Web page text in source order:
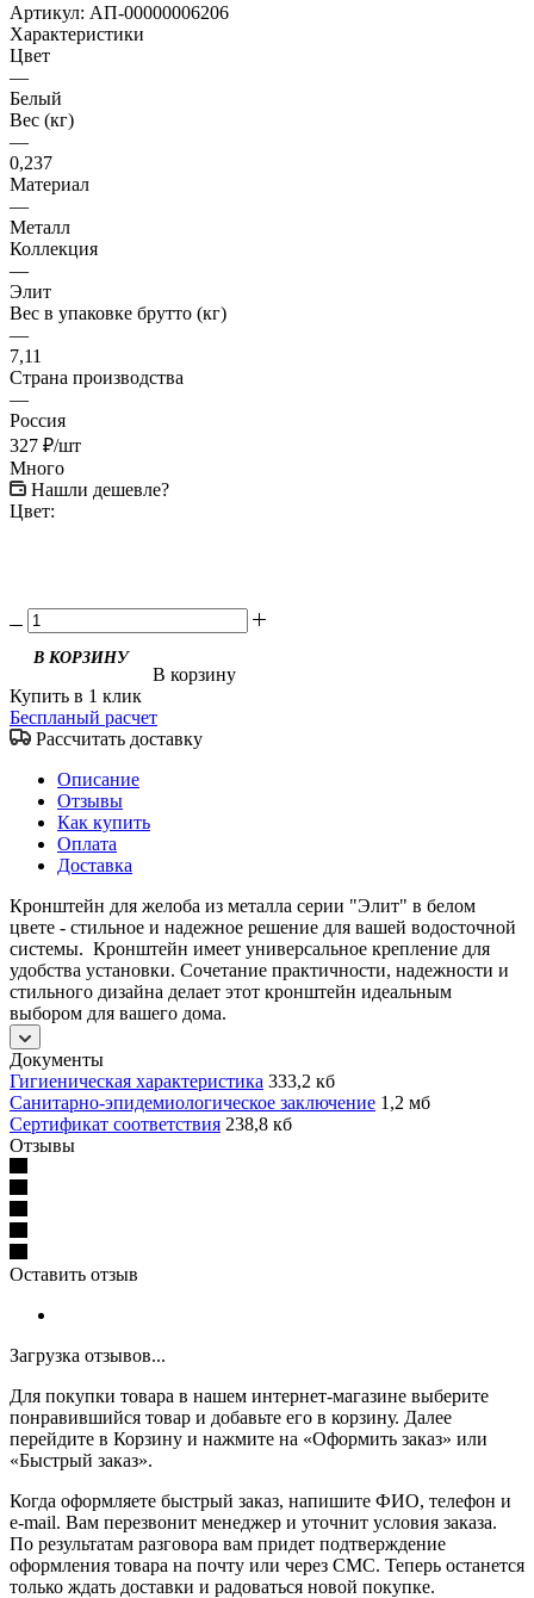
Артикул: АП-00000006206
Характеристики
Цвет
—
Белый
Вес (кг)
—
0,237
Материал
—
Металл
Коллекция
—
Элит
Вес в упаковке брутто (кг)
—
7,11
Страна производства
—
Россия
327 ₽/шт
Много
Нашли дешевле?
Цвет:
В корзину
Купить в 1 клик
Беспланый расчет
Рассчитать доставку
Описание
Отзывы
Как купить
Оплата
Доставка
Кронштейн для желоба из металла серии "Элит" в белом
цвете - стильное и надежное решение для вашей водосточной
системы. Кронштейн имеет универсальное крепление для
удобства установки. Сочетание практичности, надежности и
стильного дизайна делает этот кронштейн идеальным
выбором для вашего дома.
Документы
Гигиеническая характеристика 333,2 кб
Санитарно-эпидемиологическое заключение 1,2 мб
Сертификат соответствия 238,8 кб
Отзывы
Оставить отзыв
Загрузка отзывов...
Для покупки товара в нашем интернет-магазине выберите
понравившийся товар и добавьте его в корзину. Далее
перейдите в Корзину и нажмите на «Оформить заказ» или
«Быстрый заказ».
Когда оформляете быстрый заказ, напишите ФИО, телефон и
e-mail. Вам перезвонит менеджер и уточнит условия заказа.
По результатам разговора вам придет подтверждение
оформления товара на почту или через СМС. Теперь останется
только ждать доставки и радоваться новой покупке.